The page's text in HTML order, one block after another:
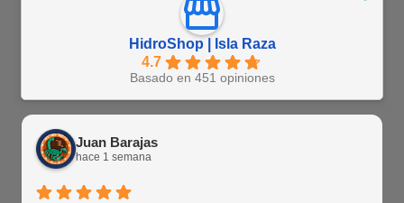
HidroShop | Isla Raza
4.7
Basado en 451 opiniones
Juan Barajas
hace 1 semana